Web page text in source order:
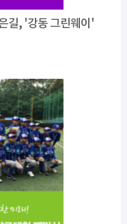
길, '강동 그린웨이'